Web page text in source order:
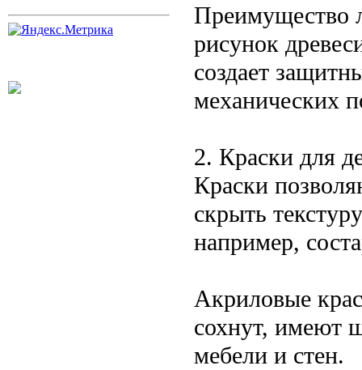
Преимущество
рисунок
создает
механических
2. Краски для
Краски
скрыть
например,
Акриловые
сохнут, имеют
мебели и стен.